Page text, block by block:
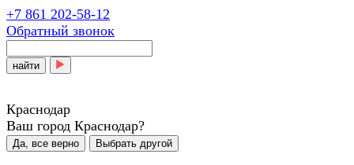
+7 861 202-58-12
Обратный звонок
найти
Краснодар
Ваш город Краснодар?
Да, все верно Выбрать другой